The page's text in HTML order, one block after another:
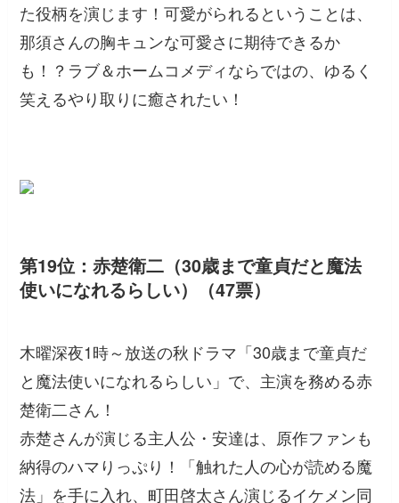
た役柄を演じます！可愛がられるということは、
那須さんの胸キュンな可愛さに期待できるか
も！？ラブ＆ホームコメディならではの、ゆるく
笑えるやり取りに癒されたい！
第19位：赤楚衛二（30歳まで童貞だと魔法
使いになれるらしい）（47票）
木曜深夜1時～放送の秋ドラマ「30歳まで童貞だ
と魔法使いになれるらしい」で、主演を務める赤
楚衛二さん！
赤楚さんが演じる主人公・安達は、原作ファンも
納得のハマりっぷり！「触れた人の心が読める魔
法」を手に入れ、町田啓太さん演じるイケメン同